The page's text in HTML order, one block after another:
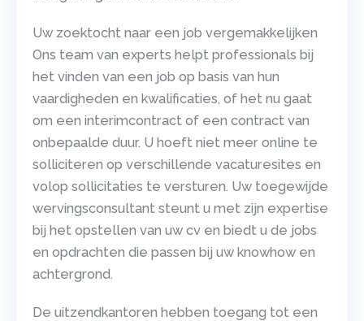
Uw zoektocht naar een job vergemakkelijken
Ons team van experts helpt professionals bij
het vinden van een job op basis van hun
vaardigheden en kwalificaties, of het nu gaat
om een interimcontract of een contract van
onbepaalde duur. U hoeft niet meer online te
solliciteren op verschillende vacaturesites en
volop sollicitaties te versturen. Uw toegewijde
wervingsconsultant steunt u met zijn expertise
bij het opstellen van uw cv en biedt u de jobs
en opdrachten die passen bij uw knowhow en
achtergrond.
De uitzendkantoren hebben toegang tot een